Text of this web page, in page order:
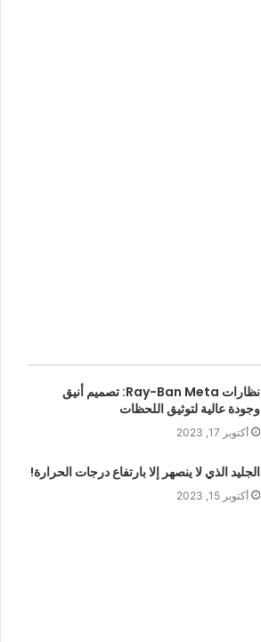
نظارات Ray-Ban Meta: تصميم أنيق
وجودة عالية لتوثيق اللحظات
أكتوبر 17, 2023
الجليد الذي لا ينصهر إلا بارتفاع درجات الحرارة!
أكتوبر 15, 2023